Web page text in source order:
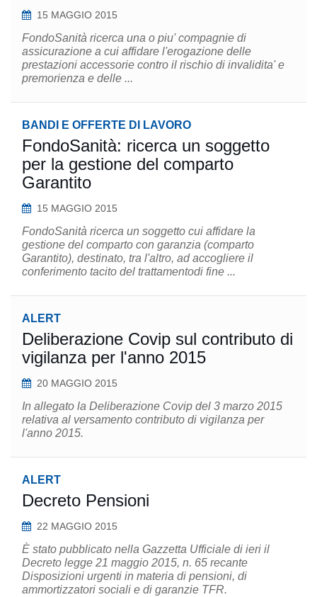
15 MAGGIO 2015
FondoSanità ricerca una o piu' compagnie di
assicurazione a cui affidare l'erogazione delle
prestazioni accessorie contro il rischio di invalidita' e
premorienza e delle ...
BANDI E OFFERTE DI LAVORO
FondoSanità: ricerca un soggetto
per la gestione del comparto
Garantito
15 MAGGIO 2015
FondoSanità ricerca un soggetto cui affidare la
gestione del comparto con garanzia (comparto
Garantito), destinato, tra l'altro, ad accogliere il
conferimento tacito del trattamentodi fine ...
ALERT
Deliberazione Covip sul contributo di
vigilanza per l'anno 2015
20 MAGGIO 2015
In allegato la Deliberazione Covip del 3 marzo 2015
relativa al versamento contributo di vigilanza per
l'anno 2015.
ALERT
Decreto Pensioni
22 MAGGIO 2015
È stato pubblicato nella Gazzetta Ufficiale di ieri il
Decreto legge 21 maggio 2015, n. 65 recante
Disposizioni urgenti in materia di pensioni, di
ammortizzatori sociali e di garanzie TFR.